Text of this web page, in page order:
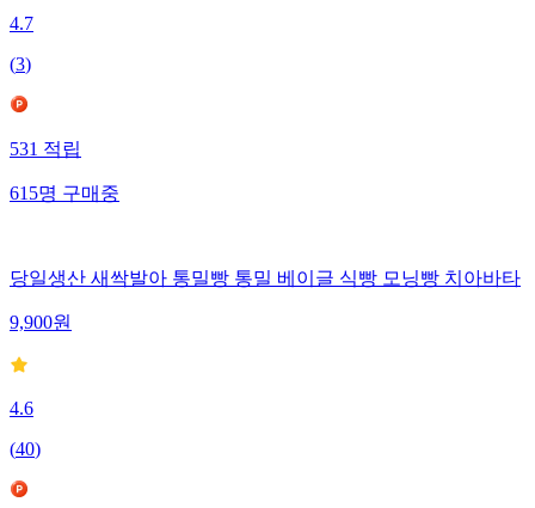
4.7
(3)
531적립
615명구매중
당일생산 새싹발아 통밀빵 통밀 베이글 식빵 모닝빵 치아바타
9,900원
4.6
(40)